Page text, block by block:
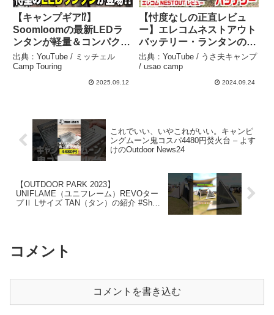
【キャンプギア⁉️】
Soomloomの最新LEDラ
ンタンが軽量＆コンパクト
で〇〇 – ミッチェル Camp
Touring
出典：YouTube / ミッチェル
Camp Touring
2025.09.12
【忖度なしの正直レビュ
ー】エレコムネストアウト
バッテリー・ランタンのレ
ビュー LAMP-1 FLASH-1
– うさ夫キャンプ / usao
出典：YouTube / うさ夫キャンプ
/ usao camp
2024.09.24
これでいい、いやこれがいい。キャンピ
ングムーン鬼コスパ4480円焚火台 – よす
けのOutdoor News24
【OUTDOOR PARK 2023】
UNIFLAME（ユニフレーム）REVOター
プⅡ Lサイズ TAN（タン）の紹介 #Short
コメント
コメントを書き込む